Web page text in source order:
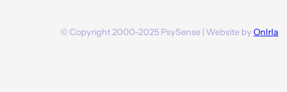
© Copyright 2000-2025 PsySense | Website by OnIrIa